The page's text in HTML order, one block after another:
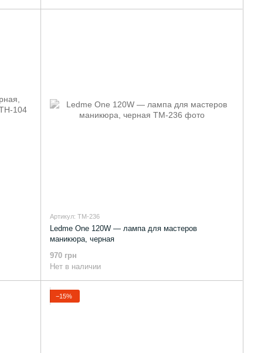
Артикул: TM-236
Ledme One 120W — лампа для мастеров
маникюра, черная
970 грн
Нет в наличии
−15%